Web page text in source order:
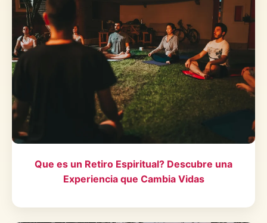
Que es un Retiro Espiritual? Descubre una
Experiencia que Cambia Vidas